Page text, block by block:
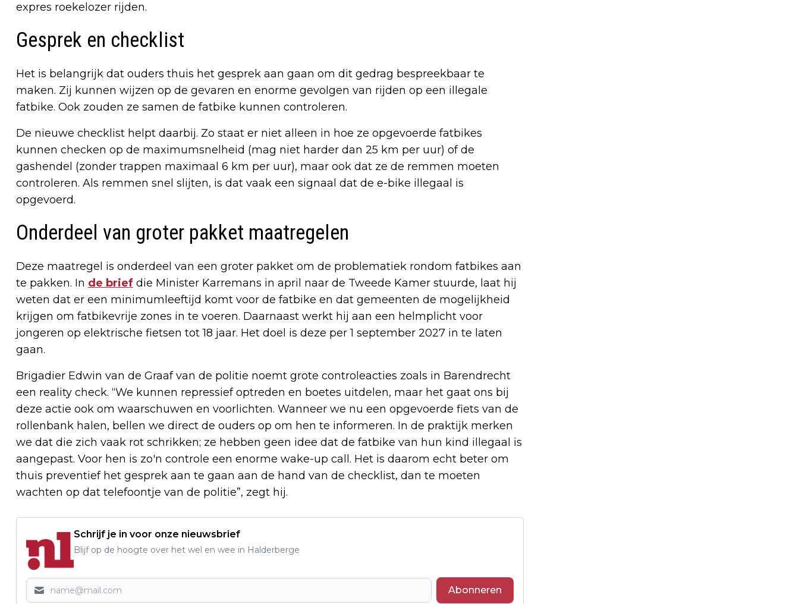
expres roekelozer rijden.
Gesprek en checklist
Het is belangrijk dat ouders thuis het gesprek aan gaan om dit gedrag bespreekbaar te
maken. Zij kunnen wijzen op de gevaren en enorme gevolgen van rijden op een illegale
fatbike. Ook zouden ze samen de fatbike kunnen controleren.
De nieuwe checklist helpt daarbij. Zo staat er niet alleen in hoe ze opgevoerde fatbikes
kunnen checken op de maximumsnelheid (mag niet harder dan 25 km per uur) of de
gashendel (zonder trappen maximaal 6 km per uur), maar ook dat ze de remmen moeten
controleren. Als remmen snel slijten, is dat vaak een signaal dat de e-bike illegaal is
opgevoerd.
Onderdeel van groter pakket maatregelen
Deze maatregel is onderdeel van een groter pakket om de problematiek rondom fatbikes aan
te pakken. In de brief die Minister Karremans in april naar de Tweede Kamer stuurde, laat hij
weten dat er een minimumleeftijd komt voor de fatbike en dat gemeenten de mogelijkheid
krijgen om fatbikevrije zones in te voeren. Daarnaast werkt hij aan een helmplicht voor
jongeren op elektrische fietsen tot 18 jaar. Het doel is deze per 1 september 2027 in te laten
gaan.
Brigadier Edwin van de Graaf van de politie noemt grote controleacties zoals in Barendrecht
een reality check. “We kunnen repressief optreden en boetes uitdelen, maar het gaat ons bij
deze actie ook om waarschuwen en voorlichten. Wanneer we nu een opgevoerde fiets van de
rollenbank halen, bellen we direct de ouders op om hen te informeren. In de praktijk merken
we dat die zich vaak rot schrikken; ze hebben geen idee dat de fatbike van hun kind illegaal is
aangepast. Voor hen is zo'n controle een enorme wake-up call. Het is daarom echt beter om
thuis preventief het gesprek aan te gaan aan de hand van de checklist, dan te moeten
wachten op dat telefoontje van de politie”, zegt hij.
Schrijf je in voor onze nieuwsbrief
Blijf op de hoogte over het wel en wee in Halderberge
Abonneren